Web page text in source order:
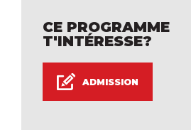
CE PROGRAMME
T'INTÉRESSE?
ADMISSION